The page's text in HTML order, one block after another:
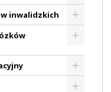
inwalidzkich